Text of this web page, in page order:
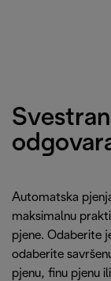
Automatska
maksimalnu
pjene. Odaberite
odaberite
pjenu, finu pjenu